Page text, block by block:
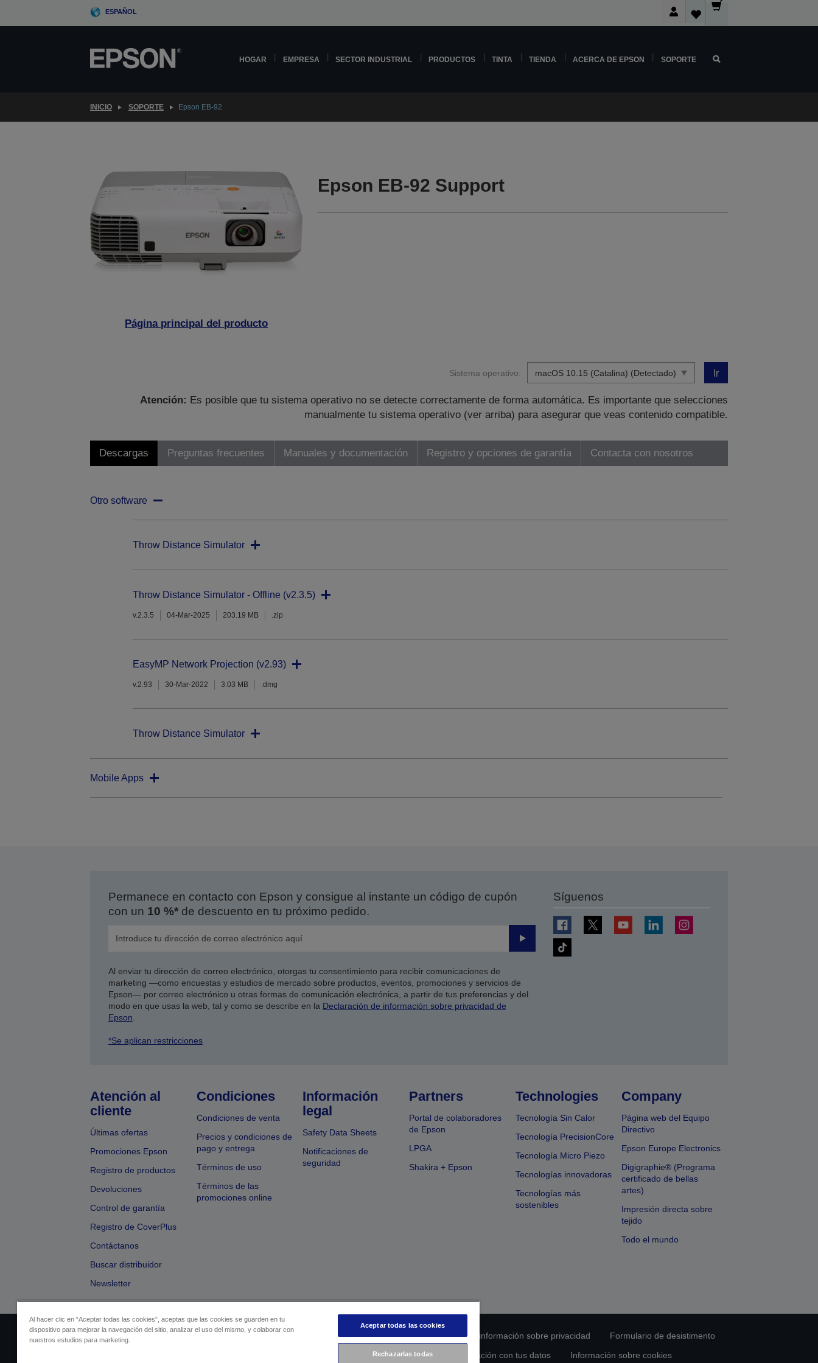
ESPAÑOL
HOGAR EMPRESA SECTOR INDUSTRIAL PRODUCTOS TINTA TIENDA ACERCA DE EPSON SOPORTE
INICIO SOPORTE Epson EB-92
Página principal del producto
Epson EB-92 Support
Sistema operativo: Ir
Atención: Es posible que tu sistema operativo no se detecte correctamente de forma automática. Es importante que selecciones
manualmente tu sistema operativo (ver arriba) para asegurar que veas contenido compatible.
Descargas Preguntas frecuentes Manuales y documentación Registro y opciones de garantía Contacta con nosotros
Otro software
Throw Distance Simulator
Throw Distance Simulator - Offline (v2.3.5)
v.2.3.5 04-Mar-2025 203.19 MB .zip
EasyMP Network Projection (v2.93)
v.2.93 30-Mar-2022 3.03 MB .dmg
Throw Distance Simulator
Mobile Apps
Permanece en contacto con Epson y consigue al instante un código de cupón
con un 10 %*de descuento en tu próximo pedido.
Enviar
Al enviar tu dirección de correo electrónico, otorgas tu consentimiento para recibir comunicaciones de
marketing —como encuestas y estudios de mercado sobre productos, eventos, promociones y servicios de
Epson— por correo electrónico u otras formas de comunicación electrónica, a partir de tus preferencias y del
modo en que usas la web, tal y como se describe en la Declaración de información sobre privacidad de
Epson.
*Se aplican restricciones
Síguenos
Atención al
cliente
Últimas ofertas
Promociones Epson
Registro de productos
Devoluciones
Control de garantía
Registro de CoverPlus
Contáctanos
Buscar distribuidor
Newsletter
Condiciones
Condiciones de venta
Precios y condiciones de
pago y entrega
Términos de uso
Términos de las
promociones online
Información
legal
Safety Data Sheets
Notificaciones de
seguridad
Partners
Portal de colaboradores
de Epson
LPGA
Shakira + Epson
Technologies
Tecnología Sin Calor
Tecnología PrecisionCore
Tecnología Micro Piezo
Tecnologías innovadoras
Tecnologías más
sostenibles
Company
Página web del Equipo
Directivo
Epson Europe Electronics
Digigraphie® (Programa
certificado de bellas
artes)
Impresión directa sobre
tejido
Todo el mundo
Identificación del vendedor Identificación de cumplimiento de los productos Declaración de información sobre privacidad
Formulario de desistimento
Ponte en contacto con nosotros en relación con tus datos Información sobre cookies
Al hacer clic en “Aceptar todas las cookies”, aceptas que las cookies se guarden en tu
dispositivo para mejorar la navegación del sitio, analizar el uso del mismo, y colaborar con
nuestros estudios para marketing.
Aceptar todas las cookies
Rechazarlas todas